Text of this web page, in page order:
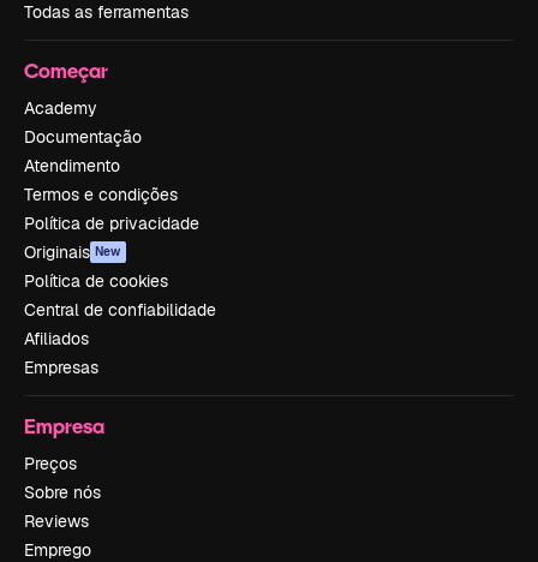
Todas as ferramentas
Começar
Academy
Documentação
Atendimento
Termos e condições
Política de privacidade
Originais New
Política de cookies
Central de confiabilidade
Afiliados
Empresas
Empresa
Preços
Sobre nós
Reviews
Emprego